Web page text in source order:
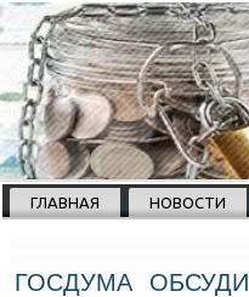
ГЛАВНАЯ НОВОСТИ
ГОСДУМА